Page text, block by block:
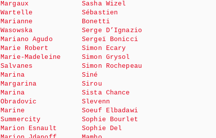
Margaux
Wartelle
Marianne
Wasowska
Mariano Agudo
Marie Robert
Marie-Madeleine
Salvanes
Marina
Margarina
Marina
Obradovic
Marine
Summercity
Marion Esnault
Sasha Wizel
Sébastien
Bonetti
Serge D’Ignazio
Sergeï Bonicci
Simon Ecary
Simon Grysol
Simon Rochepeau
Siné
Sirou
Sista Chance
Slevenn
Soeuf Elbadawi
Sophie Bourlet
Sophie Del